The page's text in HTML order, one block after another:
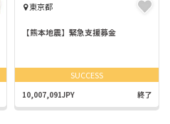
東京都
【熊本地震】緊急支援募金
SUCCESS
10,007,091JPY 終了